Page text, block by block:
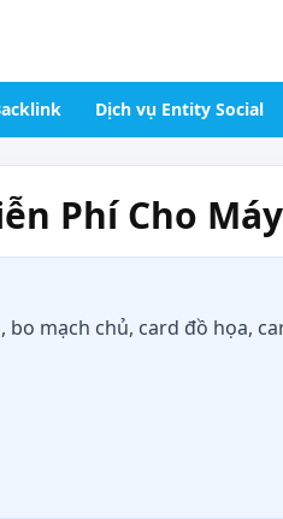
Dịch vụ Entity Social
Phí Cho
mạch chủ, card đồ họa,